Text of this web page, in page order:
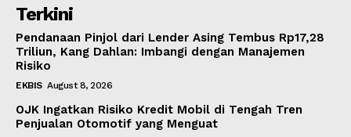
Terkini
Pendanaan Pinjol dari Lender Asing Tembus Rp17,28
Triliun, Kang Dahlan: Imbangi dengan Manajemen
Risiko
EKBIS August 8, 2026
OJK Ingatkan Risiko Kredit Mobil di Tengah Tren
Penjualan Otomotif yang Menguat